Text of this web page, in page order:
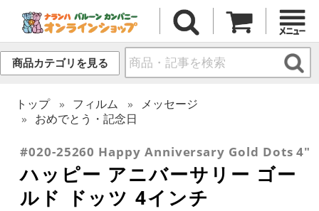
商品カテゴリを見る
トップ フィルム
メッセージ
おめでとう・記念日
#020-25260 Happy Anniversary Gold Dots 4"
ハッピー アニバーサリー ゴー
ルド ドッツ 4インチ